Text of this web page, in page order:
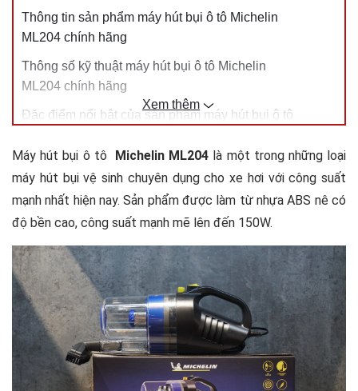
Thông tin sản phẩm máy hút bụi ô tô Michelin
ML204 chính hãng
Thông số kỹ thuật máy hút bụi ô tô Michelin
ML204 chính hãng
Đặc điểm nổi bật của sản phẩm máy hút bụi ô tô
Công dụng máy hút ô tô Michelin ML204 cao cấp
chính hãng
ô tô Michelin chính hãng
Hướng dẫn chọn mua sản phẩm máy hút bụi
Michelin chính hãng từ công ty
Xem thêm
Máy hút bụi ô tô Michelin ML204 là một trong những loại
máy hút bụi vệ sinh chuyên dụng cho xe hơi với công suất
mạnh nhất hiện nay. Sản phẩm được làm từ nhựa ABS nê có
độ bền cao, công suất mạnh mẽ lên đến 150W.